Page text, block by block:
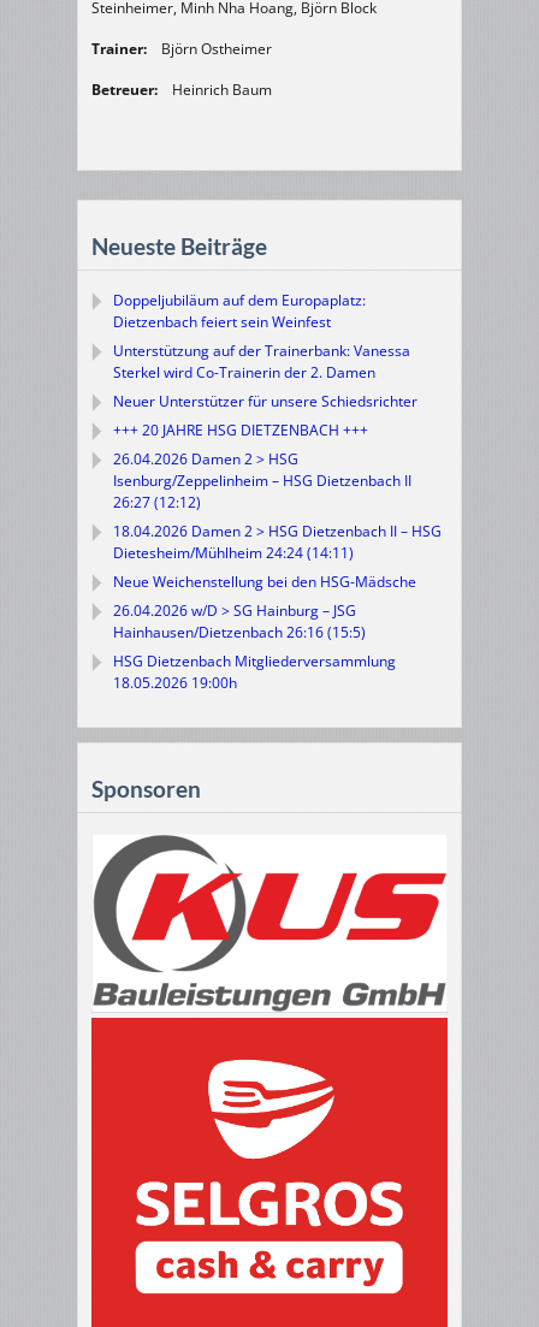
Steinheimer, Minh Nha Hoang, Björn Block
Trainer: Björn Ostheimer
Betreuer: Heinrich Baum
Neueste Beiträge
Doppeljubiläum auf dem Europaplatz:
Dietzenbach feiert sein Weinfest
Unterstützung auf der Trainerbank: Vanessa
Sterkel wird Co-Trainerin der 2. Damen
Neuer Unterstützer für unsere Schiedsrichter
+++ 20 JAHRE HSG DIETZENBACH +++
26.04.2026 Damen 2 > HSG
Isenburg/Zeppelinheim – HSG Dietzenbach II
26:27 (12:12)
18.04.2026 Damen 2 > HSG Dietzenbach II – HSG
Dietesheim/Mühlheim 24:24 (14:11)
Neue Weichenstellung bei den HSG-Mädsche
26.04.2026 w/D > SG Hainburg – JSG
Hainhausen/Dietzenbach 26:16 (15:5)
HSG Dietzenbach Mitgliederversammlung
18.05.2026 19:00h
Sponsoren